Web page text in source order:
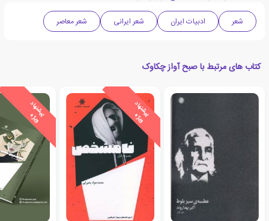
شعر ادبیات ایران شعر ایرانی شعر معاصر
کتاب های مرتبط با صبح آواز چکاوک
پ
ی
ش
ن
ه
ا
د
و
ی
ژ
ه پ
ی
ش
ن
ه
ا
د
و
ی
ژ
ه